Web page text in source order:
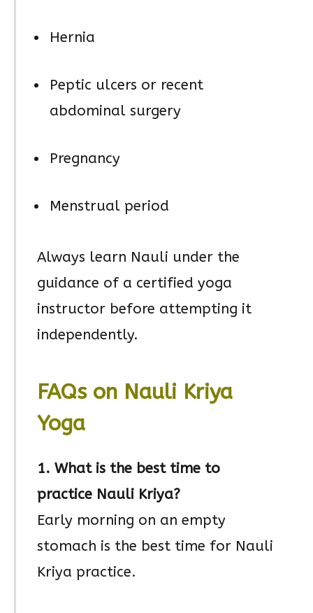
Hernia
Peptic ulcers or recent
abdominal surgery
Pregnancy
Menstrual period
Always learn Nauli under the
guidance of a certified yoga
instructor before attempting it
independently.
FAQs on Nauli Kriya
Yoga
1. What is the best time to
practice Nauli Kriya?
Early morning on an empty
stomach is the best time for Nauli
Kriya practice.